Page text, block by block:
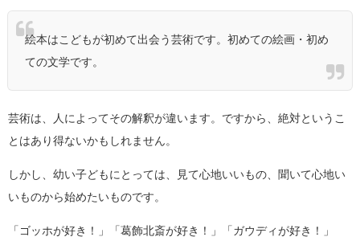
絵本はこどもが初めて出会う芸術です。初めての絵画・初め
ての文学です。
芸術は、人によってその解釈が違います。ですから、絶対というこ
とはあり得ないかもしれません。
しかし、幼い子どもにとっては、見て心地いいもの、聞いて心地い
いものから始めたいものです。
「ゴッホが好き！」「葛飾北斎が好き！」「ガウディが好き！」